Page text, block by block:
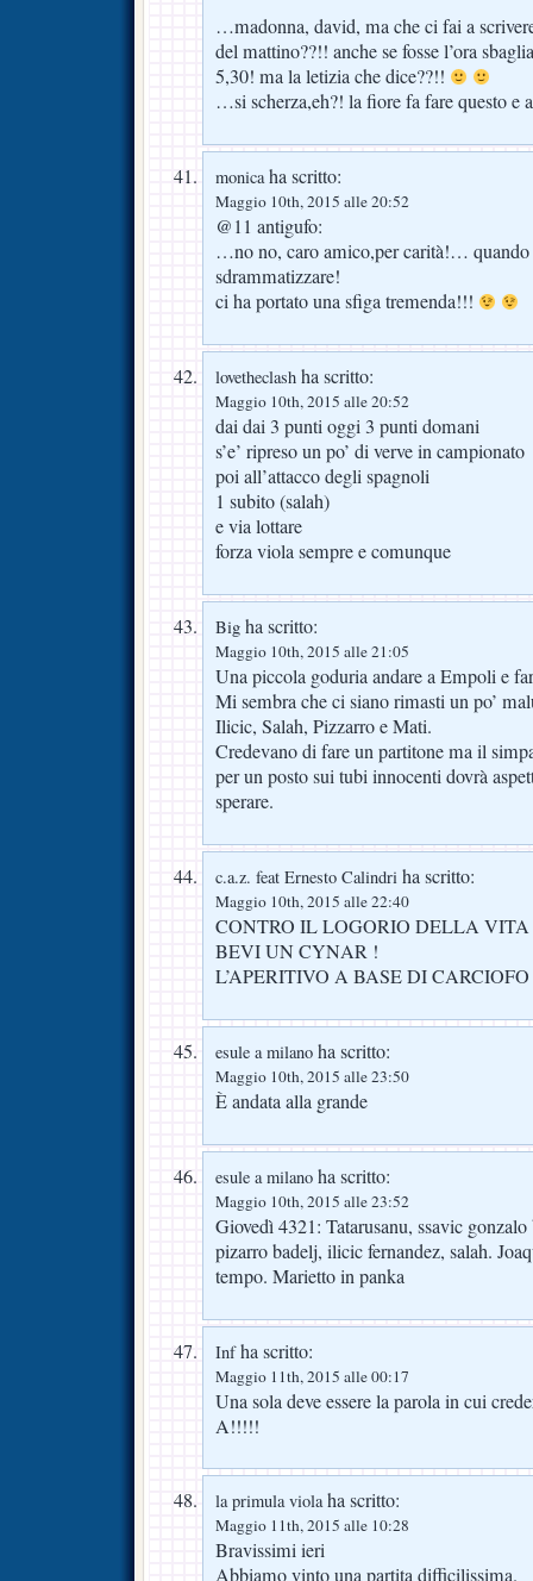
…madonna, david, ma che ci fai a
del mattino??!! anche se fosse l’ora
5,30! ma la letizia che dice??!!
…si scherza,eh?! la fiore fa fare questo e
monicaha scritto:
Maggio 10th, 2015 alle 20:52
@11 antigufo:
…no no, caro amico,per carità!… quando
sdrammatizzare!
ci ha portato una sfiga tremenda!!!
lovetheclash ha scritto:
Maggio 10th, 2015 alle 20:52
dai dai 3 punti oggi 3 punti domani
s’e’ ripreso un po’ di verve in campionato
poi all’attacco degli spagnoli
1 subito (salah)
e via lottare
forza viola sempre e comunque
Big ha scritto:
Maggio 10th, 2015 alle 21:05
Una piccola goduria andare a Empoli e
Mi sembra che ci siano rimasti un po’
Ilicic, Salah, Pizzarro e Mati.
Credevano di fare un partitone ma il
per un posto sui tubi innocenti dovrà
sperare.
c.a.z. feat Ernesto Calindri ha scritto:
Maggio 10th, 2015 alle 22:40
CONTRO IL LOGORIO DELLA
BEVI UN CYNAR !
L’APERITIVO A BASE DI
esule a milano ha scritto:
Maggio 10th, 2015 alle 23:50
È andata alla grande
esule a milano ha scritto:
Maggio 10th, 2015 alle 23:52
Giovedì 4321: Tatarusanu, ssavic
pizarro badelj, ilicic fernandez, salah.
tempo. Marietto in panka
Infha scritto:
Maggio 11th, 2015 alle 00:17
Una sola deve essere la parola in cui
A!!!!!
la primula violaha scritto:
Maggio 11th, 2015 alle 10:28
Bravissimi ieri
Abbiamo vinto una partita difficilissima.